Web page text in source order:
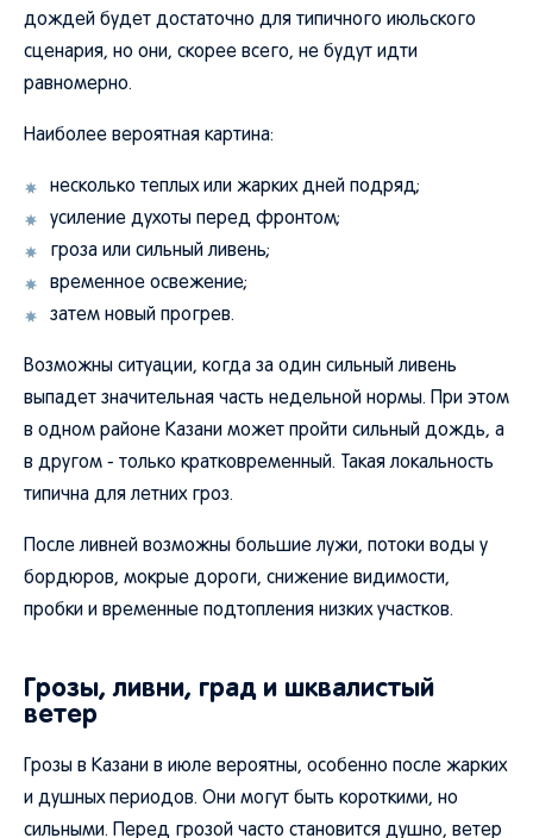
дождей будет достаточно для типичного июльского
сценария, но они, скорее всего, не будут идти
равномерно.
Наиболее вероятная картина:
несколько теплых или жарких дней подряд;
усиление духоты перед фронтом;
гроза или сильный ливень;
временное освежение;
затем новый прогрев.
Возможны ситуации, когда за один сильный ливень
выпадет значительная часть недельной нормы. При этом
в одном районе Казани может пройти сильный дождь, а
в другом - только кратковременный. Такая локальность
типична для летних гроз.
После ливней возможны большие лужи, потоки воды у
бордюров, мокрые дороги, снижение видимости,
пробки и временные подтопления низких участков.
Грозы, ливни, град и шквалистый
ветер
Грозы в Казани в июле вероятны, особенно после жарких
и душных периодов. Они могут быть короткими, но
сильными. Перед грозой часто становится душно, ветер